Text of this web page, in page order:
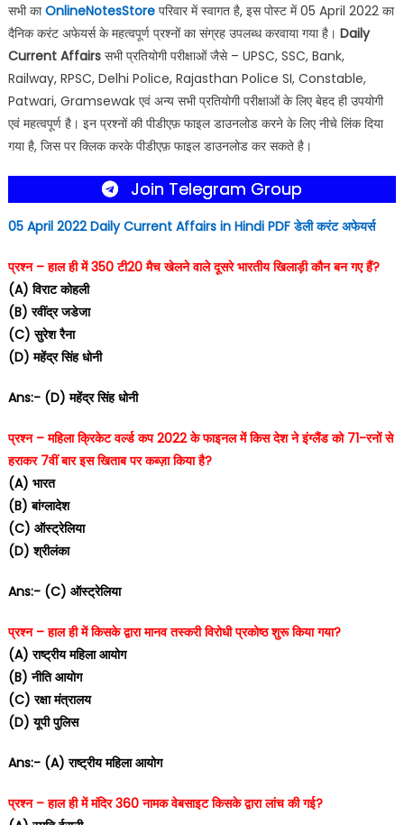
सभी काOnlineNotesStoreपरिवार में स्वागत है, इस पोस्ट में 05 April 2022 का
दैनिक करंट अफेयर्स के महत्वपूर्ण प्रश्नों का संग्रह उपलब्ध करवाया गया है। Daily
Current Affairsसभी प्रतियोगी परीक्षाओं जैसे – UPSC, SSC, Bank,
Railway, RPSC, Delhi Police, Rajasthan Police SI, Constable,
Patwari, Gramsewak एवं अन्य सभी प्रतियोगी परीक्षाओं के लिए बेहद ही उपयोगी
एवं महत्वपूर्ण है। इन प्रश्नों की पीडीएफ़ फाइल डाउनलोड करने के लिए नीचे लिंक दिया
गया है, जिस पर क्लिक करके पीडीएफ़ फाइल डाउनलोड कर सकते है।
Join Telegram Group
05 April 2022 Daily Current Affairs in Hindi PDFडेली करंट अफेयर्स
प्रश्न – हाल ही में 350 टी20 मैच खेलने वाले दूसरे भारतीय खिलाड़ी कौन बन गए हैं?
(A) विराट कोहली
(B) रवींद्र जडेजा
(C) सुरेश रैना
(D) महेंद्र सिंह धोनी
Ans:- (D) महेंद्र सिंह धोनी
प्रश्न – महिला क्रिकेट वर्ल्ड कप 2022 के फाइनल में किस देश ने इंग्लैंड को 71-रनों से
हराकर 7वीं बार इस खिताब पर कब्ज़ा किया है?
(A) भारत
(B) बांग्लादेश
(C) ऑस्ट्रेलिया
(D) श्रीलंका
Ans:- (C) ऑस्ट्रेलिया
प्रश्न – हाल ही में किसके द्वारा मानव तस्करी विरोधी प्रकोष्ठ शुरू किया गया?
(A) राष्ट्रीय महिला आयोग
(B) नीति आयोग
(C) रक्षा मंत्रालय
(D) यूपी पुलिस
Ans:- (A) राष्ट्रीय महिला आयोग
प्रश्न – हाल ही में मंदिर 360 नामक वेबसाइट किसके द्वारा लांच की गई?